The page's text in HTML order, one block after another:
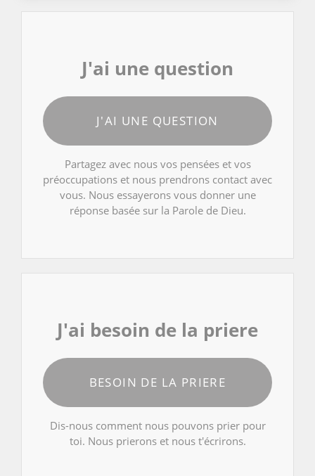
J'ai une question
J'AI UNE QUESTION
Partagez avec nous vos pensées et vos
préoccupations et nous prendrons contact avec
vous. Nous essayerons vous donner une
réponse basée sur la Parole de Dieu.
J'ai besoin de la priere
BESOIN DE LA PRIERE
Dis-nous comment nous pouvons prier pour
toi. Nous prierons et nous t'écrirons.